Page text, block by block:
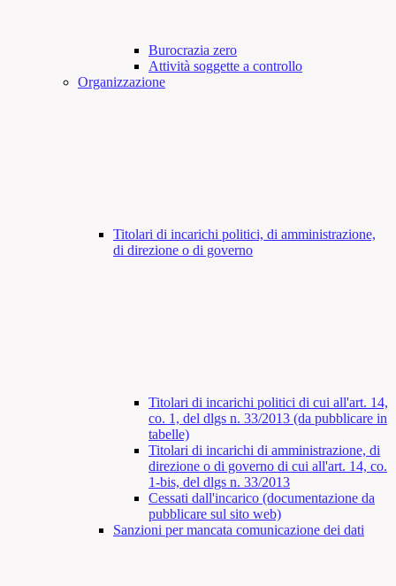
Burocrazia zero
Attività soggette a controllo
Organizzazione
Titolari di incarichi politici, di amministrazione,
di direzione o di governo
Titolari di incarichi politici di cui all'art. 14,
co. 1, del dlgs n. 33/2013 (da pubblicare in
tabelle)
Titolari di incarichi di amministrazione, di
direzione o di governo di cui all'art. 14, co.
1-bis, del dlgs n. 33/2013
Cessati dall'incarico (documentazione da
pubblicare sul sito web)
Sanzioni per mancata comunicazione dei dati